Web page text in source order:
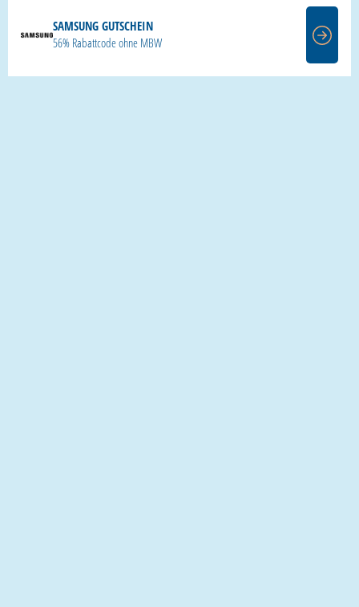
SAMSUNG GUTSCHEIN
56% Rabattcode ohne MBW